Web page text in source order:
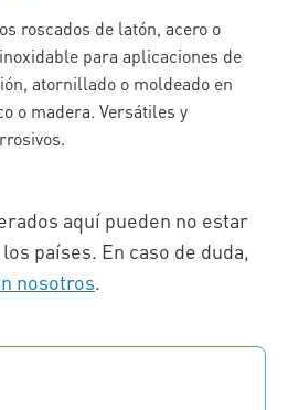
roscados de latón, acero o
para aplicaciones de
atornillado o moldeado en
o madera. Versátiles y
aquí pueden no estar
países. En caso de duda,
nosotros.